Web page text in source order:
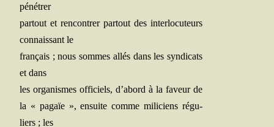
pénétrer
par­tout et ren­con­trer par­tout des inter­lo­cu­teurs
connais­sant le
fran­çais ; nous sommes allés dans les syn­di­cats
et dans
les orga­nismes offi­ciels, d’abord à la faveur de
la « pagaïe », ensuite comme mili­ciens régu­
liers ; les